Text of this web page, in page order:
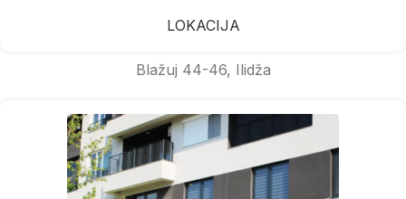
LOKACIJA
Blažuj 44-46, Ilidža